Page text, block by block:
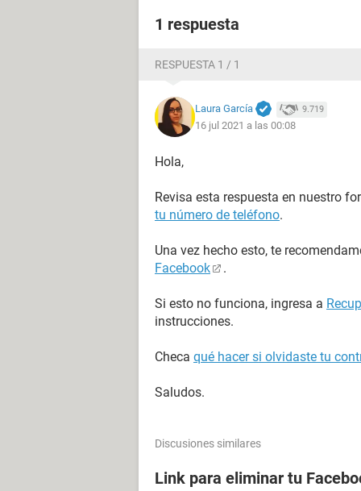
1 respuesta
RESPUESTA 1 / 1
Laura García 9.719
16 jul 2021 a las 00:08
Hola,
Revisa esta respuesta en nuestro
tu número de teléfono.
Una vez hecho esto, te
Facebook
.
Si esto no funciona, ingresa a
instrucciones.
Checa qué hacer si olvidaste tu
Saludos.
Discusiones similares
Link para eliminar tu